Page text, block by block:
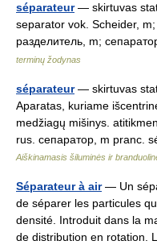
séparateur— skirtuvas
separator vok. Scheider,
разделитель, m;
terminų žodynas
séparateur— skirtuvas
Aparatas, kuriame
medžiagų mišinys.
rus. сепаратор, m pranc.
Aiškinamasis šiluminės ir
Séparateur à air— Un
de séparer les particules
densité. Introduit dans la
de distribution en